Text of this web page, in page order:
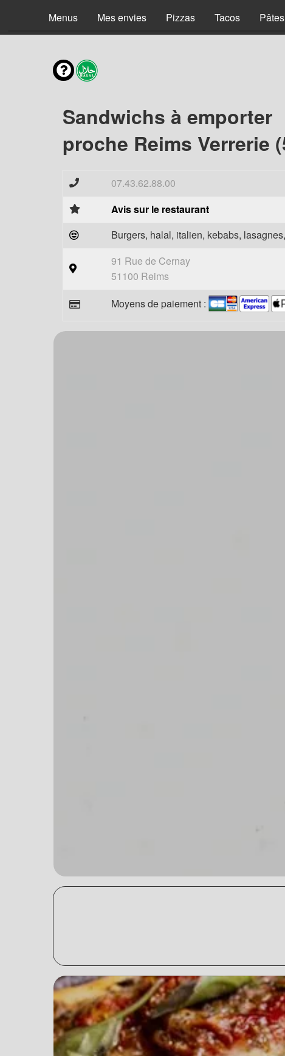
Menus Mes envies Pizzas Tacos Pâtes
Sandwichs à emporter
proche Reims Verrerie
07.43.62.88.00
Avis sur le restaurant
Burgers, halal, italien, kebabs,
91 Rue de Cernay
51100 Reims
Moyens de paiement :